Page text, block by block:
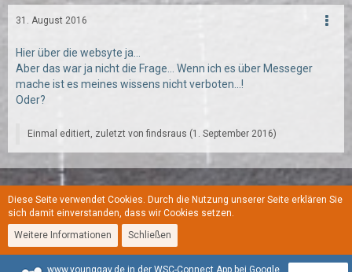
31. August 2016
Hier über die websyte ja...
Aber das war ja nicht die Frage... Wenn ich es über Messeger
mache ist es meines wissens nicht verboten...!
Oder?
Einmal editiert, zuletzt von findsraus (1. September 2016)
Regeln Datenschutzerklärung Kontakt
Stil:YoungGay
www.younggay.de in der WSC-Connect App bei Google
Diese Seite verwendet Cookies. Durch die Nutzung unserer Seite erklären Sie
sich damit einverstanden, dass wir Cookies setzen.
Weitere Informationen
Schließen